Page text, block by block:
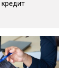
кредит